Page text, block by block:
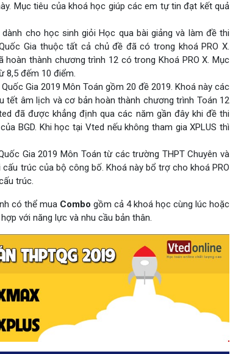
Mục tiêu của khoá học giúp các em tự tin đạt kết quả
cho học sinh giỏi Học qua bài giảng và làm đề thi
Gia thuộc tất cả chủ đề đã có trong khoá PRO X.
hoàn thành chương trình 12 có trong Khoá PRO X. Mục
8,5 đếm 10 điểm.
Gia 2019 Môn Toán gồm 20 đề 2019. Khoá này các
âm lịch và cơ bản hoàn thành chương trình Toán 12
đã được khẳng định qua các năm gần đây khi đề thi
BGD. Khi học tại Vted nếu không tham gia XPLUS thì
Gia 2019 Môn Toán từ các trường THPT Chuyên và
trúc của bộ công bố. Khoá này bổ trợ cho khoá PRO
trúc.
có thể mua Combo gồm cả 4 khoá học cùng lúc hoặc
với năng lực và nhu cầu bản thân.